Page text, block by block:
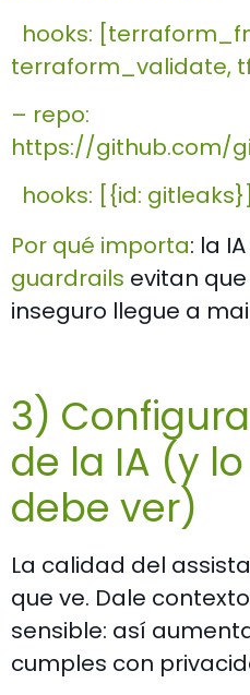
hooks:
terraform_validate,
– repo:
https://github.com/
hooks: [{id: gitleaks}]
Por qué importa: la
guardrails evitan
inseguro llegue a
3)
de la IA (y
debe ver)
La calidad del
que ve. Dale
sensible: así
cumples con